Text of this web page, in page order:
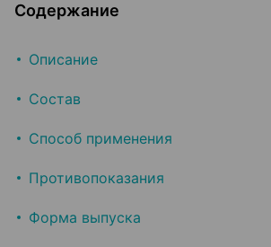
Содержание
Описание
Состав
Способ применения
Противопоказания
Форма выпуска